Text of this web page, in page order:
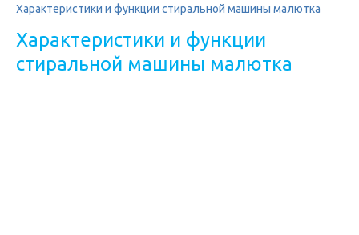
Характеристики и функции стиральной машины малютка
Характеристики и функции
стиральной машины малютка